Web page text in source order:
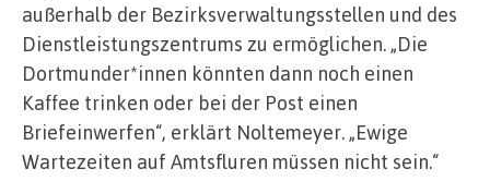
außerhalb der Bezirksverwaltungsstellen und des
Dienstleistungszentrums zu ermöglichen. „Die
Dortmunder*innen könnten dann noch einen
Kaffee trinken oder bei der Post einen
Briefeinwerfen“, erklärt Noltemeyer. „Ewige
Wartezeiten auf Amtsfluren müssen nicht sein.“